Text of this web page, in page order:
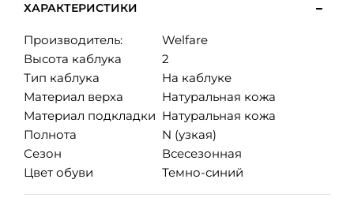
ХАРАКТЕРИСТИКИ
Производитель:
Welfare
Высота каблука
2
Тип каблука
На каблуке
Материал верха
Натуральная кожа
Материал подкладки Натуральная кожа
Полнота
N (узкая)
Сезон
Всесезонная
Цвет обуви
Темно-синий